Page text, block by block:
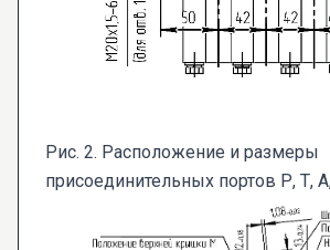
Рис. 2. Расположение и размеры
присоединительных портов Р, Т,